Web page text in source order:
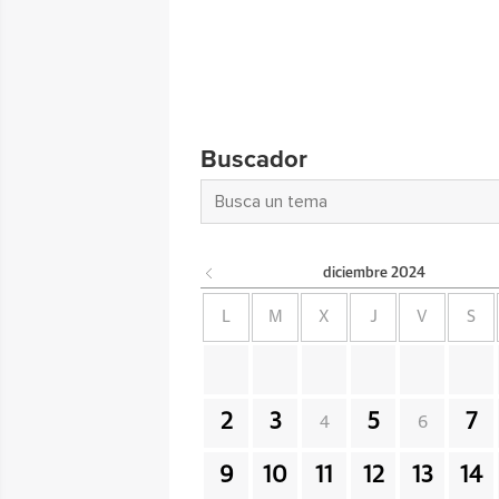
Buscador
diciembre 2024
L M X J V S
2 3 4 5 6 7
9 10 11 12 13 14